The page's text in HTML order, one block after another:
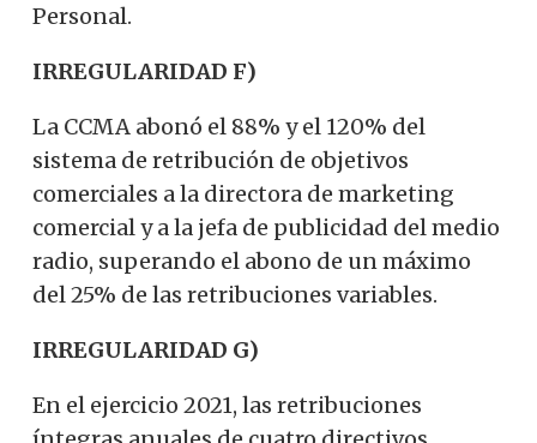
Personal.
IRREGULARIDAD F)
La CCMA abonó el 88% y el 120% del
sistema de retribución de objetivos
comerciales a la directora de marketing
comercial y a la jefa de publicidad del medio
radio, superando el abono de un máximo
del 25% de las retribuciones variables.
IRREGULARIDAD G)
En el ejercicio 2021, las retribuciones